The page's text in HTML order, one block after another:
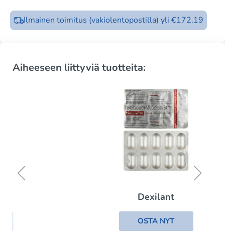
Ilmainen toimitus (vakiolentopostilla) yli €172.19
Aiheeseen liittyviä tuotteita: